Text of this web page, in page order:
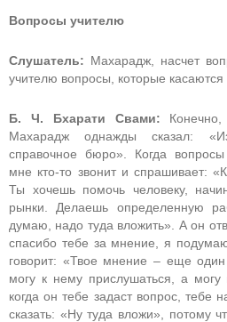
Вопросы учителю
Слушатель: Махарадж, насчет
учителю вопросы, которые
Б. Ч. Бхарати Свами:
Махарадж однажды сказал:
справочное бюро». Когда
мне кто-то звонит и спрашивает:
Ты хочешь помочь человеку,
рынки. Делаешь определенную
думаю, надо туда вложить». А он
спасибо тебе за мнение, я
говорит: «Твое мнение – еще
могу к нему прислушаться, а
когда он тебе задаст вопрос, тебе
сказать: «Ну туда вложи», потому